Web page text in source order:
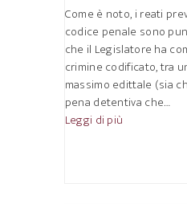
Come è noto, i reati
codice penale sono
che il Legislatore ha
crimine codificato, tra
massimo edittale (sia
pena detentiva che…
Leggi di più